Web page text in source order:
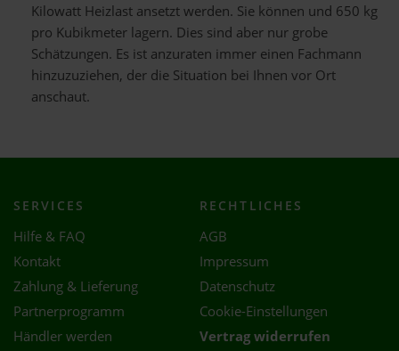
Kilowatt Heizlast ansetzt werden. Sie können und 650 kg
pro Kubikmeter lagern. Dies sind aber nur grobe
Schätzungen. Es ist anzuraten immer einen Fachmann
hinzuzuziehen, der die Situation bei Ihnen vor Ort
anschaut.
SERVICES
Hilfe & FAQ
Kontakt
Zahlung & Lieferung
Partnerprogramm
Händler werden
RECHTLICHES
AGB
Impressum
Datenschutz
Cookie-Einstellungen
Vertrag widerrufen